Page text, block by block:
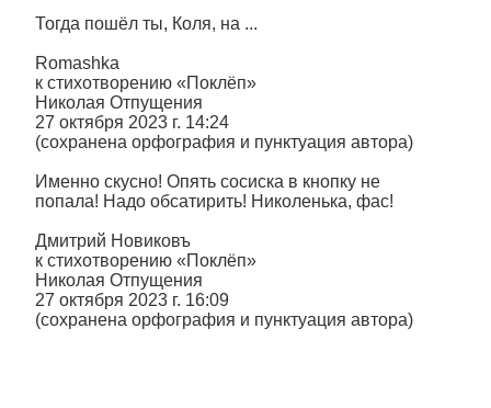
Тогда пошёл ты, Коля, на ...
Romashka
к стихотворению «Поклёп»
Николая Отпущения
27 октября 2023 г. 14:24
(сохранена орфография и пунктуация автора)
Именно скусно! Опять сосиска в кнопку не
попала! Надо обсатирить! Николенька, фас!
Дмитрий Новиковъ
к стихотворению «Поклёп»
Николая Отпущения
27 октября 2023 г. 16:09
(сохранена орфография и пунктуация автора)